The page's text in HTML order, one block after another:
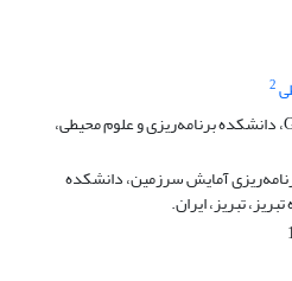
2
دانشیار گروه سنجش از دور و GIS، دانشکده برنامه‌ریزی و علوم محیطی،
آمایش سرزمین، دانشکده
تبریز، ایران.